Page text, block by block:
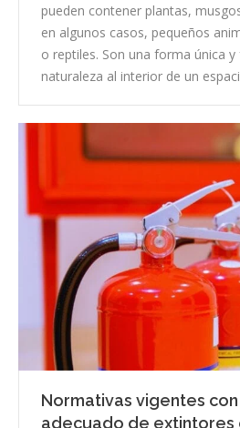
pueden contener plantas,
en algunos casos, pequeños
o reptiles. Son una forma única
naturaleza al interior de un
Normativas vigentes
adecuado de extintores